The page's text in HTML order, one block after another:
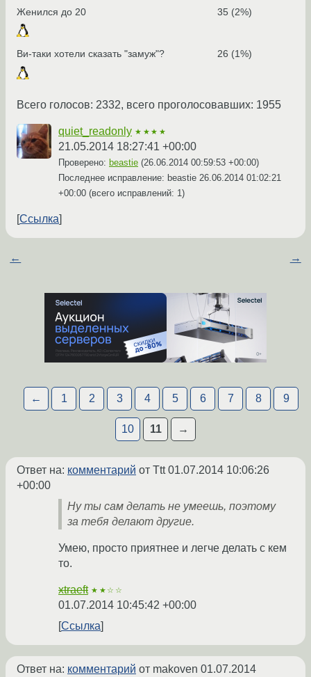
Женился до 20 35 (2%)
Ви-таки хотели сказать "замуж"? 26 (1%)
Всего голосов: 2332, всего проголосовавших: 1955
quiet_readonly ★★★★
21.05.2014 18:27:41 +00:00
Проверено: beastie (26.06.2014 00:59:53 +00:00)
Последнее исправление: beastie 26.06.2014 01:02:21
+00:00 (всего исправлений: 1)
Ссылка
← →
← 1 2 3 4 5 6 7 8 9
10 11 →
Ответ на: комментарий от Ttt01.07.2014 10:06:26
+00:00
Ну ты сам делать не умеешь, поэтому
за тебя делают другие.
Умею, просто приятнее и легче делать с кем
то.
xtraeft ★★☆☆
01.07.2014 10:45:42 +00:00
Ссылка
Ответ на: комментарий от makoven 01.07.2014